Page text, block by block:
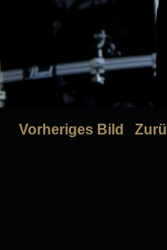
Vorheriges Bild